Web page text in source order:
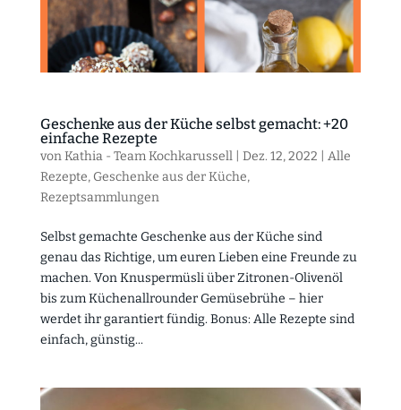
Geschenke aus der Küche selbst gemacht: +20
einfache Rezepte
vonKathia - Team Kochkarussell| Dez. 12, 2022
Alle
Rezepte, Geschenke aus der Küche,
Rezeptsammlungen
Selbst gemachte Geschenke aus der Küche sind
genau das Richtige, um euren Lieben eine Freunde zu
machen. Von Knuspermüsli über Zitronen-Olivenöl
bis zum Küchenallrounder Gemüsebrühe – hier
werdet ihr garantiert fündig. Bonus: Alle Rezepte sind
einfach, günstig...